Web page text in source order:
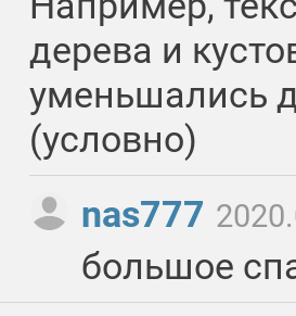
дерева и
уменьшались
(условно)
nas777
большое